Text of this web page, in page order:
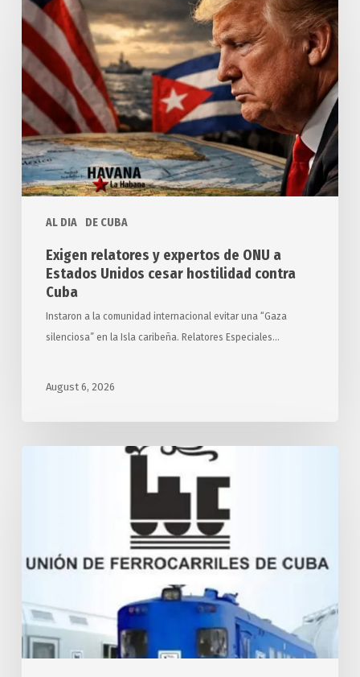
AL DIA DE CUBA
relatores
expertos
de
ONU
a
Estados
Unidos
cesar
contra
Exigen relatores y expertos de ONU a
Estados Unidos cesar hostilidad contra
Cuba
Instaron a la comunidad internacional evitar una “Gaza
silenciosa” en la Isla caribeña. Relatores Especiales…
August 6, 2026
apoyo
Rusia